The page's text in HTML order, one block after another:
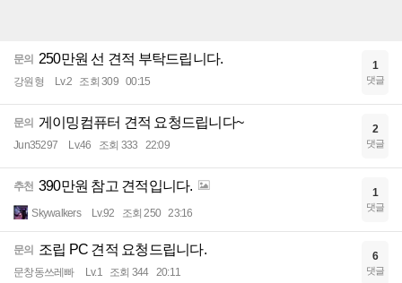
문의 250만원 선 견적 부탁드립니다.
강원형 Lv.2 조회 309 00:15
1
댓글
문의 게이밍컴퓨터 견적 요청드립니다~
Jun35297 Lv.46 조회 333 22:09
2
댓글
추천 390만원 참고 견적입니다.
Skywalkers Lv.92 조회 250 23:16
1
댓글
문의 조립 PC 견적 요청드립니다.
문창동쓰레빠 Lv.1 조회 344 20:11
6
댓글